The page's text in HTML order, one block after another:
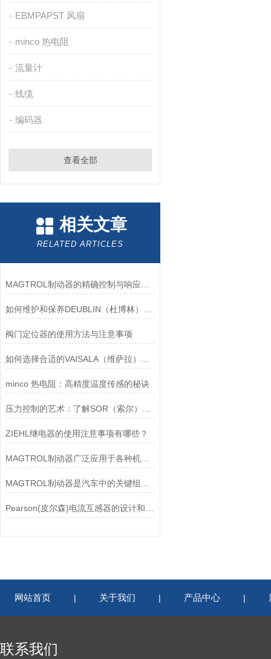
EBMPAPST 风扇
minco 热电阻
流量计
线缆
编码器
查看全部
相关文章
RELATED ARTICLES
阀门定位器的使用方法与注意事项
minco 热电阻：高精度温度传感的秘诀
ZIEHL继电器的使用注意事项有哪些？
MAGTROL制动器广泛应用于各种机械设备和交通工具中
网站首页 | 关于我们 | 产品中心 |
联系我们